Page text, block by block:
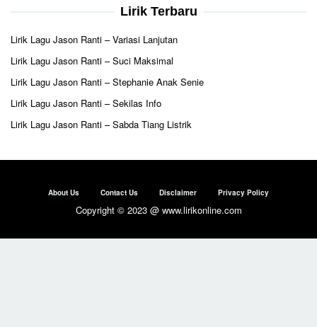
Lirik Terbaru
Lirik Lagu Jason Ranti – Variasi Lanjutan
Lirik Lagu Jason Ranti – Suci Maksimal
Lirik Lagu Jason Ranti – Stephanie Anak Senie
Lirik Lagu Jason Ranti – Sekilas Info
Lirik Lagu Jason Ranti – Sabda Tiang Listrik
About Us Contact Us Disclaimer Privacy Policy
Copyright © 2023 @ www.lirikonline.com